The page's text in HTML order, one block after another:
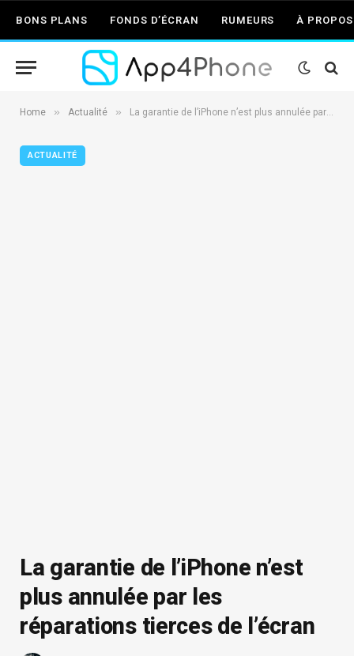
BONS PLANS FONDS D’ÉCRAN RUMEURS À PROPOS
Home » Actualité » La garantie de l’iPhone n’est plus annulée par les réparations tierces de l’écran
ACTUALITÉ
La garantie de l’iPhone n’est
plus annulée par les
réparations tierces de l’écran